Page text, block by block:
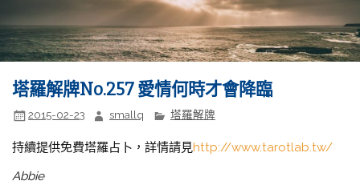
塔羅解牌No.257 愛情何時才會降臨
2015-02-23 smallq 塔羅解牌
持續提供免費塔羅占卜，詳情請見http://www.tarotlab.tw/
Abbie